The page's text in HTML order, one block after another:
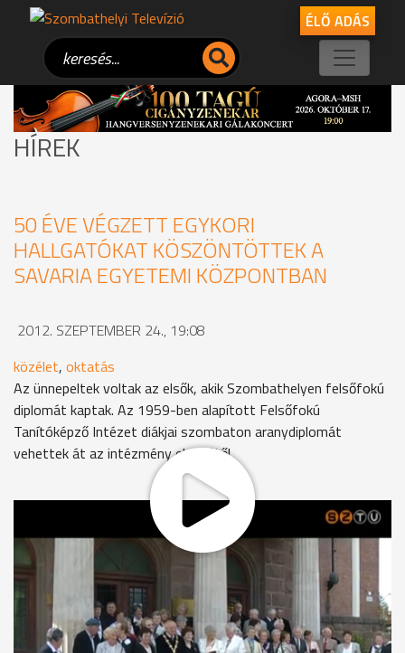
ÉLŐ ADÁS
HÍREK
50 ÉVE VÉGZETT EGYKORI
HALLGATÓKAT KÖSZÖNTÖTTEK A
SAVARIA EGYETEMI KÖZPONTBAN
2012. SZEPTEMBER 24., 19:08
közélet, oktatás
Az ünnepeltek voltak az elsők, akik Szombathelyen felsőfokú
diplomát kaptak. Az 1959-ben alapított Felsőfokú
Tanítóképző Intézet diákjai szombaton aranydiplomát
vehettek át az intézmény elnökétől.
64-en voltak az évfolyamban, közülük 38-an jöttek el egykori
alma materükbe, az 1962-ben végzett tanítók közül. Ők
voltak a frissen létrehozott Felsőfokú Tanítóképző Intézet
első hallgatói. Az induló intézményben töltött diákévekre és
legelső oktatóikra az egykori diák, Nagy János saját
költeményével emlékezett, majd az intézmény jelenlegi
vezetője idézte fel a múltat.